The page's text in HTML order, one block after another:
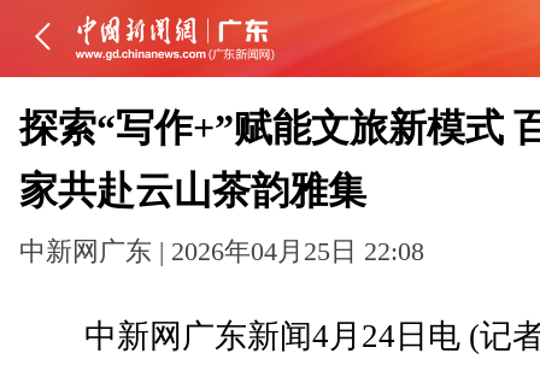
探索“写作+”赋能文旅新模式
家共赴云山茶韵雅集
中新网广东 | 2026年04月25日 22:08
中新网广东新闻4月24日电 (记